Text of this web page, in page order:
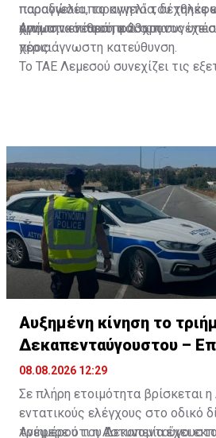
παραδώσει παραγγελία, δέχθηκε
άγνωστα νεαρά πρόσωπα.
παραγγελία, το κινητό του
χρηματικό ποσό, και στη
προς άγνωστη κατεύθυνση.
Από την επίθεση ο 23χρονος
χέρια.
Το ΤΑΕ Λεμεσού συνεχίζει τις
Αυξημένη κίνηση το
Δεκαπενταύγουστου –
Αστυνομία
08.08.2026 12:29
Σε πλήρη ετοιμότητα βρίσκεται
εντατικούς ελέγχους στο οδικό
τριημέρου του
Ανέφερε ότι η Αστυνομία έχει